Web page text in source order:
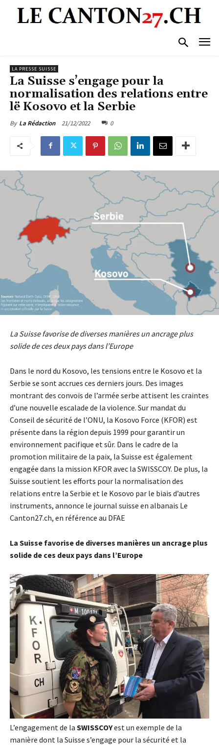
LA PRESSE SUISSE
La Suisse s’engage pour la
normalisation des relations entre
lë Kosovo et la Serbie
By La Rédaction 21/12/2022 0
La Suisse favorise de diverses manières un ancrage plus
solide de ces deux pays dans l’Europe
Dans le nord du Kosovo, les tensions entre le Kosovo et la
Serbie se sont accrues ces derniers jours. Des images
montrant des convois de l’armée serbe attisent les craintes
d’une nouvelle escalade de la violence. Sur mandat du
Conseil de sécurité de l’ONU, la Kosovo Force (KFOR) est
présente dans la région depuis 1999 pour garantir un
environnement pacifique et sûr. Dans le cadre de la
promotion militaire de la paix, la Suisse est également
engagée dans la mission KFOR avec la SWISSCOY. De plus, la
Suisse soutient les efforts pour la normalisation des
relations entre la Serbie et le Kosovo par le biais d’autres
instruments, annonce le journal suisse en albanais Le
Canton27.ch, en référence au DFAE
La Suisse favorise de diverses manières un ancrage plus
solide de ces deux pays dans l’Europe
L’engagement de la SWISSCOYest un exemple de la
manière dont la Suisse s’engage pour la sécurité et la